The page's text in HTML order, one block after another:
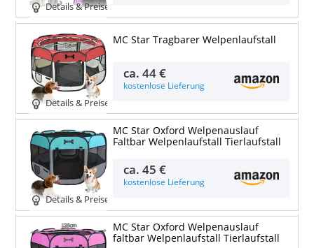
Details & Preise
Details & Preise
MC Star Tragbarer Welpenlaufstall
ca.44 €
kostenlose Lieferung
Details & Preise
MC Star Oxford Welpenauslauf
Faltbar Welpenlaufstall Tierlaufstall
ca.45 €
kostenlose Lieferung
MC Star Oxford Welpenauslauf
faltbar Welpenlaufstall Tierlaufstall